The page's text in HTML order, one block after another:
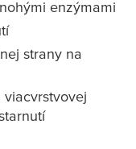
enzýmami
strany na